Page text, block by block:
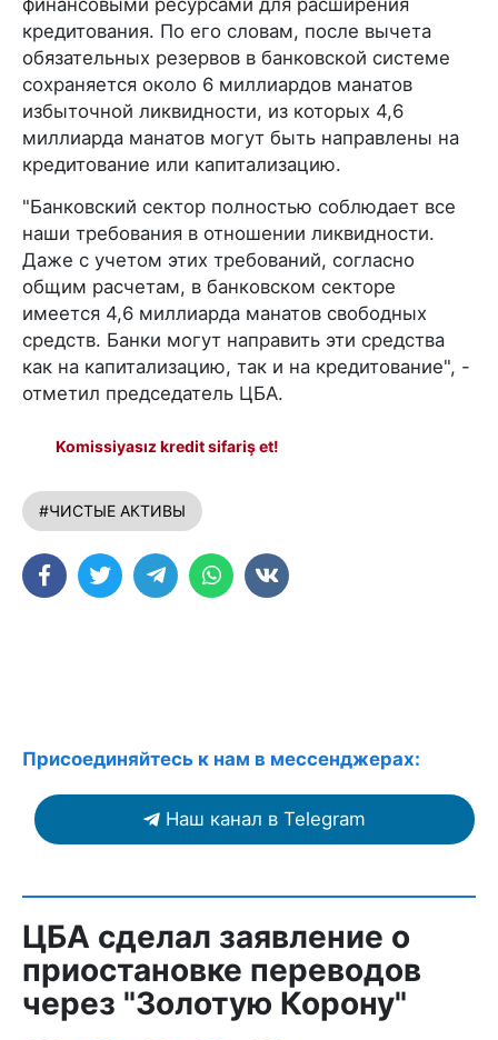
финансовыми ресурсами для расширения
кредитования. По его словам, после вычета
обязательных резервов в банковской системе
сохраняется около 6 миллиардов манатов
избыточной ликвидности, из которых 4,6
миллиарда манатов могут быть направлены на
кредитование или капитализацию.
"Банковский сектор полностью соблюдает все
наши требования в отношении ликвидности.
Даже с учетом этих требований, согласно
общим расчетам, в банковском секторе
имеется 4,6 миллиарда манатов свободных
средств. Банки могут направить эти средства
как на капитализацию, так и на кредитование", -
отметил председатель ЦБА.
Komissiyasız kredit sifariş et!
#ЧИСТЫЕ АКТИВЫ
Присоединяйтесь к нам в мессенджерах:
Наш канал в Telegram
ЦБА сделал заявление о
приостановке переводов
через "Золотую Корону"